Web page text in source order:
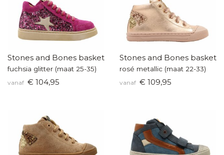
Stones and Bones basketters
fuchsia glitter (maat 25-35)
vanaf € 104,95
Stones and Bones
rosé metallic (maat 22-33)
vanaf € 109,95